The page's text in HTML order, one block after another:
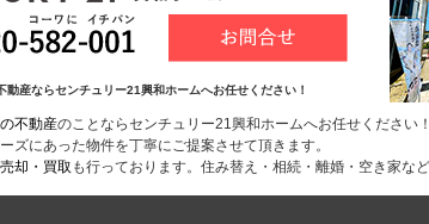
動産ならセンチュリー21興和ホームへお任せください！
不動産のことならセンチュリー21興和ホームへお任せください
ズにあった物件を丁寧にご提案させて頂きます。
却・買取 も行っております。住み替え・相続・離婚・空き家な